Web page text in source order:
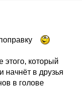
этого, который
начнёт в друзья
в голове